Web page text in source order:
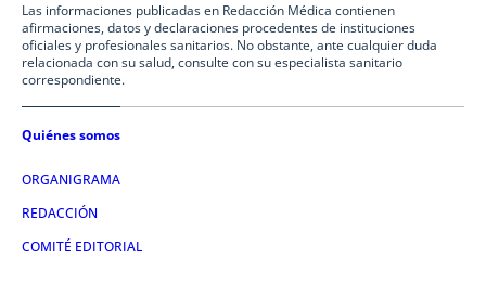
Las informaciones publicadas en Redacción Médica contienen
afirmaciones, datos y declaraciones procedentes de instituciones
oficiales y profesionales sanitarios. No obstante, ante cualquier duda
relacionada con su salud, consulte con su especialista sanitario
correspondiente.
Quiénes somos
ORGANIGRAMA
REDACCIÓN
COMITÉ EDITORIAL